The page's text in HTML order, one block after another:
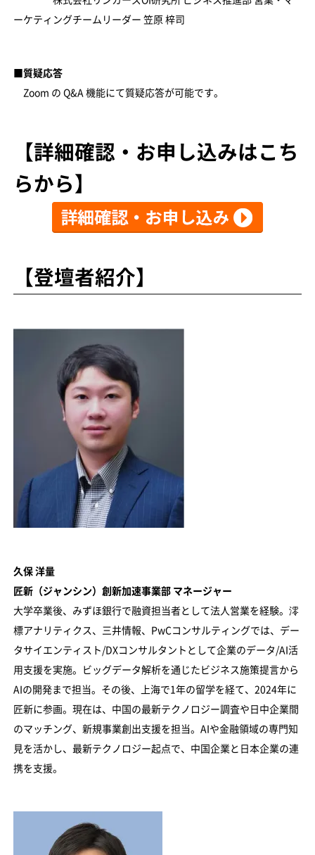
ーケティングチームリーダー 笠原 梓司
■質疑応答
Zoom の Q&A 機能にて質疑応答が可能です。
【詳細確認・お申し込みはこち
らから】
【登壇者紹介】
久保 洋量
匠新（ジャンシン）創新加速事業部 マネージャー
大学卒業後、みずほ銀行で融資担当者として法人営業を経験。澪
標アナリティクス、三井情報、PwCコンサルティングでは、デー
タサイエンティスト/DXコンサルタントとして企業のデータ/AI活
用支援を実施。ビッグデータ解析を通じたビジネス施策提言から
AIの開発まで担当。その後、上海で1年の留学を経て、2024年に
匠新に参画。現在は、中国の最新テクノロジー調査や日中企業間
のマッチング、新規事業創出支援を担当。AIや金融領域の専門知
見を活かし、最新テクノロジー起点で、中国企業と日本企業の連
携を支援。